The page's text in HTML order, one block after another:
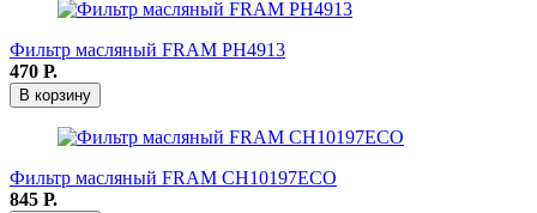
Фильтр масляный FRAM РН4913
470 Р.
В корзину
Фильтр масляный FRAM СН10197ЕСО
845 Р.